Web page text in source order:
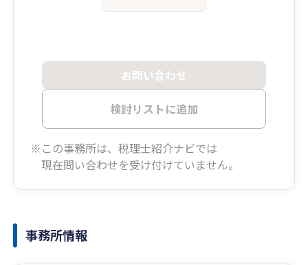
お問い合わせ
検討リストに追加
※この事務所は、税理士紹介ナビでは
現在問い合わせを受け付けていません。
事務所情報